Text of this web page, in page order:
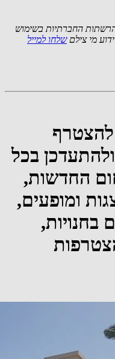
החברתיות בשימוש
שלחו למייל
להצטרף
בכל
החדשות,
ומופעים,
בחנויות,